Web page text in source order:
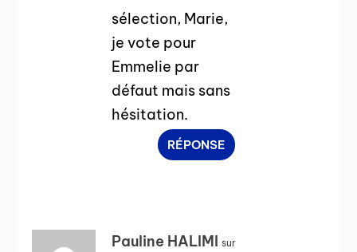
sélection, Marie,
je vote pour
Emmelie par
défaut mais sans
hésitation.
RÉPONSE
Pauline HALIMI sur